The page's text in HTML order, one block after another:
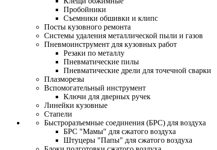
Пробойники
Съемники обшивки и клипс
Посты кузовного ремонта
Системы удаления металлической пыли и газов
Пневмоинструмент для кузовных работ
Резаки по металлу
Пневматические пилы
Пневматические дрели для точечной сварки
Плазморезы
Вспомогательный инструмент
Ключи для дверных ручек
Линейки кузовные
Стапели
Быстроразъемные соединения (БРС) для воздуха
БРС "Мамы" для сжатого воздуха
Штуцеры "Папы" для сжатого воздуха